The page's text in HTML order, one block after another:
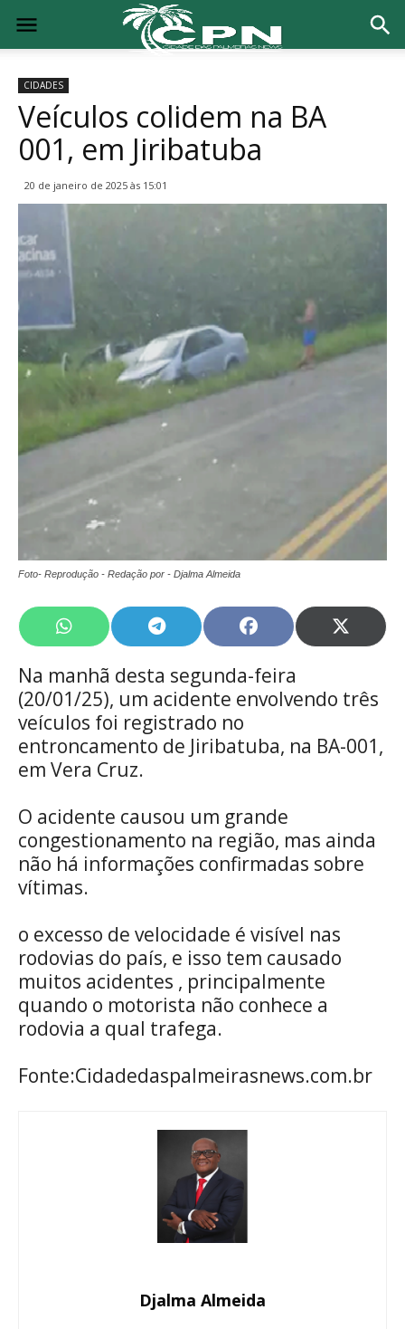
CIDADES
Veículos colidem na BA
001, em Jiribatuba
20 de janeiro de 2025 às 15:01
Foto- Reprodução - Redação por - Djalma Almeida
Share
on
WhatsApp
Share
on
Telegram
Share
on
Facebook
Share
on
Na manhã desta segunda-feira
(20/01/25), um acidente envolvendo três
veículos foi registrado no
entroncamento de Jiribatuba, na BA-001,
em Vera Cruz.
O acidente causou um grande
congestionamento na região, mas ainda
não há informações confirmadas sobre
vítimas.
o excesso de velocidade é visível nas
rodovias do país, e isso tem causado
muitos acidentes , principalmente
quando o motorista não conhece a
rodovia a qual trafega.
Fonte:Cidadedaspalmeirasnews.com.br
Djalma Almeida